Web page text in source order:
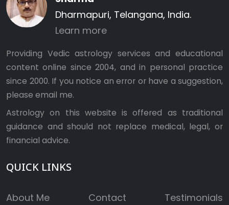
Dharmapuri, Telangana, India.
Learn more
Providing Vedic astrology services and educational
content online since 2004, and in personal practice
since 2000. If you notice an error or have a suggestion,
please email me.
Astrology on this website is offered as traditional
guidance and should not replace medical, legal, or
financial advice.
QUICK LINKS
About Me Contact
Testimonials